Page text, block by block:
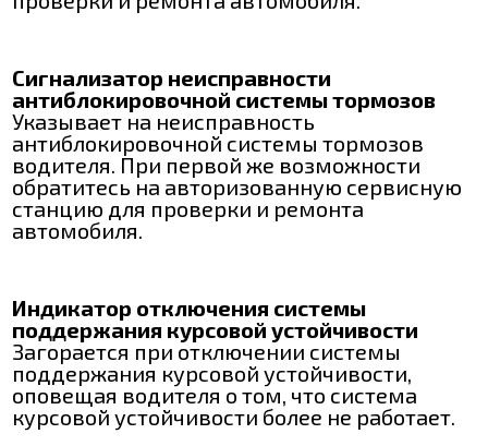
Сигнализатор неисправности
антиблокировочной системы тормозов
Указывает на неисправность
антиблокировочной системы тормозов
водителя. При первой же возможности
обратитесь на авторизованную сервисную
станцию для проверки и ремонта
автомобиля.
Индикатор отключения системы
поддержания курсовой устойчивости
Загорается при отключении системы
поддержания курсовой устойчивости,
оповещая водителя о том, что система
курсовой устойчивости более не работает.